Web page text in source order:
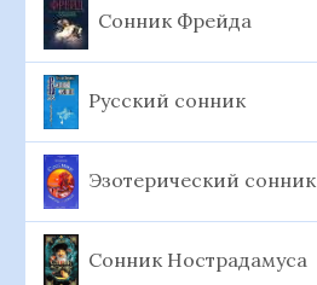
Сонник Фрейда
Русский сонник
Эзотерический сонник
Сонник Нострадамуса